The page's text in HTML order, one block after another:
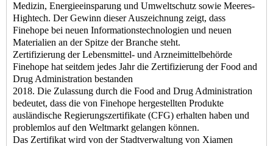
Medizin, Energieeinsparung und Umweltschutz sowie Meeres-
Hightech. Der Gewinn dieser Auszeichnung zeigt, dass
Finehope bei neuen Informationstechnologien und neuen
Materialien an der Spitze der Branche steht.
Zertifizierung der Lebensmittel- und Arzneimittelbehörde
Finehope hat seitdem jedes Jahr die Zertifizierung der Food and
Drug Administration bestanden
2018. Die Zulassung durch die Food and Drug Administration
bedeutet, dass die von Finehope hergestellten Produkte
ausländische Regierungszertifikate (CFG) erhalten haben und
problemlos auf den Weltmarkt gelangen können.
Das Zertifikat wird von der Stadtverwaltung von Xiamen